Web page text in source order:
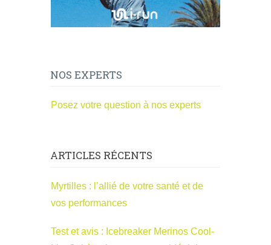
NOS EXPERTS
Posez votre question à nos experts
ARTICLES RÉCENTS
Myrtilles : l’allié de votre santé et de
vos performances
Test et avis : Icebreaker Merinos Cool-